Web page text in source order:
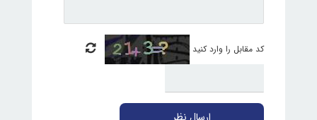
کد مقابل را وارد کنید